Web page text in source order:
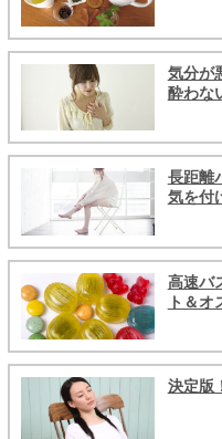
気分が
酔わな
長距離
気を付
高速バ
ト＆オ
決定版